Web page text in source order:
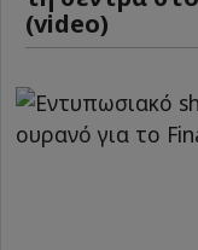
(video)